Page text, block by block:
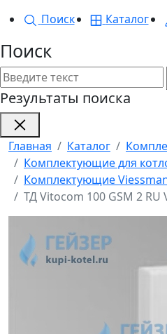
Поиск
Каталог
Поиск
Результаты поиска
Главная Каталог
Комплектующие для
Комплектующие
ТД Vitocom 100 GSM 2 RU